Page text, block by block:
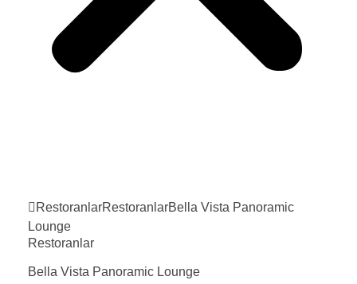
RestoranlarRestoranlarBella Vista Panoramic
Lounge
Restoranlar
Bella Vista Panoramic Lounge